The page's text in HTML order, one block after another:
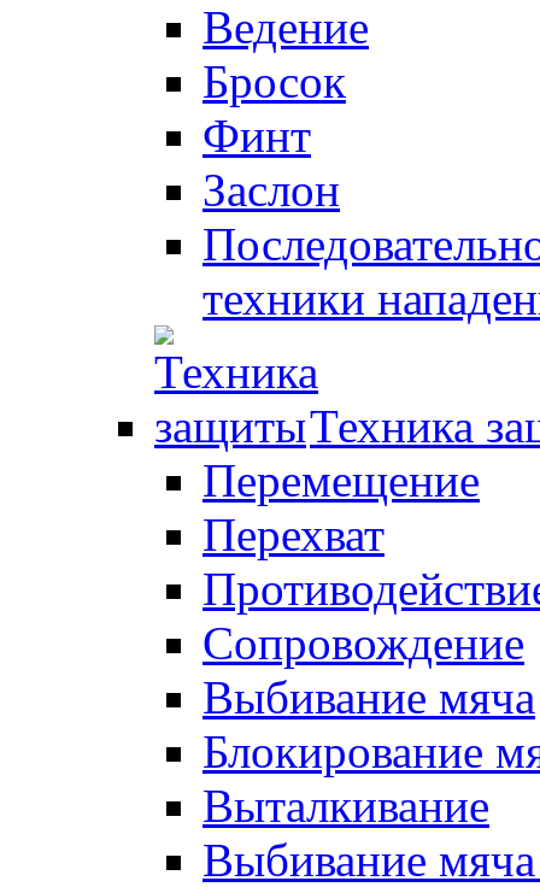
Ведение
Бросок
Финт
Заслон
техники
Техника
Перемещение
Перехват
Сопровождение
Выбивание мяча
Блокирование
Выталкивание
Выбивание